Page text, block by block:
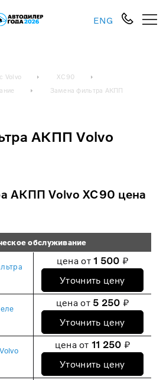
ENG
Volvo
XC90
Замена фильтра АКПП
АКПП Volvo
АКПП Volvo XC90 цена
обслуживание
цена от1 500 ₽
Уточнить цену
цена от 5 250 ₽
Уточнить цену
цена от 11 250 ₽
Уточнить цену